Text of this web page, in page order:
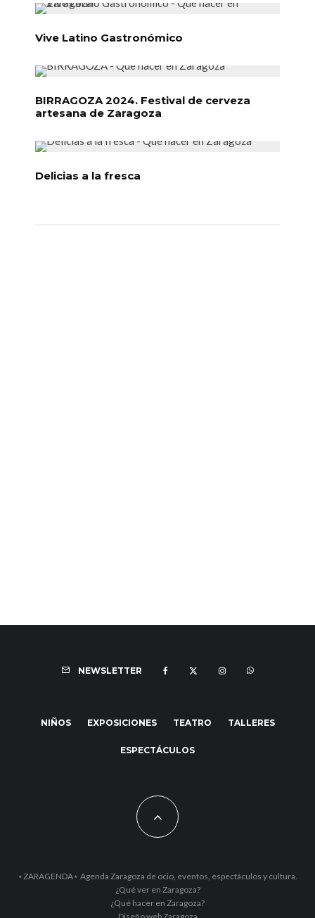
Vive Latino Gastronómico
BIRRAGOZA 2024. Festival de cerveza
artesana de Zaragoza
Delicias a la fresca
NEWSLETTER
NIÑOS EXPOSICIONES TEATRO TALLERES
ESPECTÁCULOS
⋆ZARAGENDA⋆ Agenda Zaragoza de ocio, eventos, espectáculos y cultura.
¿Qué ver en Zaragoza?
¿Qué hacer en Zaragoza?